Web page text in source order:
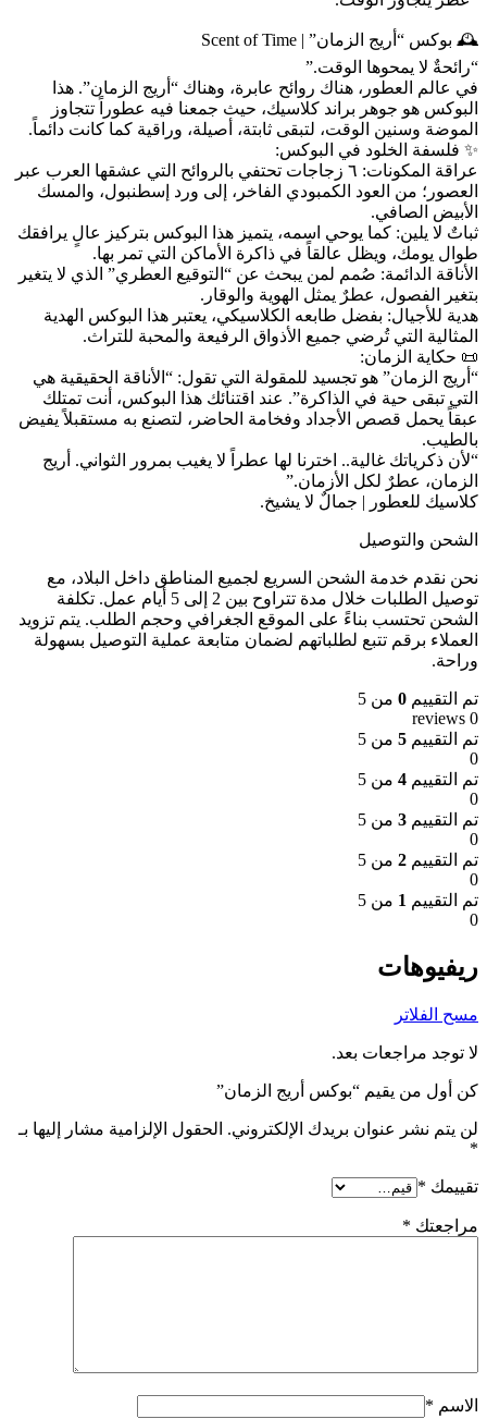
🕰️ بوكس “أريج الزمان” | Scent of Time
“رائحةٌ لا يمحوها الوقت.”
في عالم العطور، هناك روائح عابرة، وهناك “أريج الزمان”. هذا
البوكس هو جوهر براند كلاسيك، حيث جمعنا فيه عطوراً تتجاوز
الموضة وسنين الوقت، لتبقى ثابتة، أصيلة، وراقية كما كانت دائماً.
✨ فلسفة الخلود في البوكس:
عراقة المكونات: ٦ زجاجات تحتفي بالروائح التي عشقها العرب عبر
العصور؛ من العود الكمبودي الفاخر، إلى ورد إسطنبول، والمسك
الأبيض الصافي.
ثباتٌ لا يلين: كما يوحي اسمه، يتميز هذا البوكس بتركيز عالٍ يرافقك
طوال يومك، ويظل عالقاً في ذاكرة الأماكن التي تمر بها.
الأناقة الدائمة: صُمم لمن يبحث عن “التوقيع العطري” الذي لا يتغير
بتغير الفصول، عطرٌ يمثل الهوية والوقار.
هدية للأجيال: بفضل طابعه الكلاسيكي، يعتبر هذا البوكس الهدية
المثالية التي تُرضي جميع الأذواق الرفيعة والمحبة للتراث.
📜 حكاية الزمان:
“أريج الزمان” هو تجسيد للمقولة التي تقول: “الأناقة الحقيقية هي
التي تبقى حية في الذاكرة”. عند اقتنائك هذا البوكس، أنت تمتلك
عبقاً يحمل قصص الأجداد وفخامة الحاضر، لتصنع به مستقبلاً يفيض
بالطيب.
“لأن ذكرياتك غالية.. اخترنا لها عطراً لا يغيب بمرور الثواني. أريج
الزمان، عطرٌ لكل الأزمان.”
كلاسيك للعطور | جمالٌ لا يشيخ.
الشحن والتوصيل
نحن نقدم خدمة الشحن السريع لجميع المناطق داخل البلاد، مع
توصيل الطلبات خلال مدة تتراوح بين 2 إلى 5 أيام عمل. تكلفة
الشحن تحتسب بناءً على الموقع الجغرافي وحجم الطلب. يتم تزويد
العملاء برقم تتبع لطلباتهم لضمان متابعة عملية التوصيل بسهولة
وراحة.
تم التقييم 0 من 5
0 reviews
تم التقييم 5 من 5
0
تم التقييم 4 من 5
0
تم التقييم 3 من 5
0
تم التقييم 2 من 5
0
تم التقييم 1 من 5
0
ريفيوهات
مسح الفلاتر
لا توجد مراجعات بعد.
كن أول من يقيم “بوكس أريج الزمان”
لن يتم نشر عنوان بريدك الإلكتروني. الحقول الإلزامية مشار إليها بـ
*
تقييمك *
مراجعتك *
الاسم *